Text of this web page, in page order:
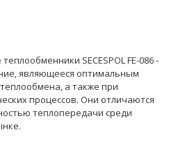
SECESPOL FE-086 -
являющееся оптимальным
а также при
процессов. Они отличаются
теплопередачи среди